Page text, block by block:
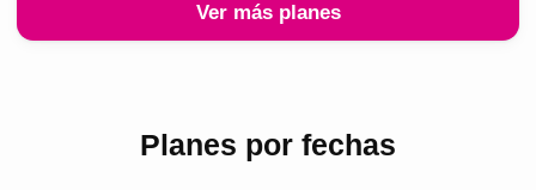
Ver más planes
Planes por fechas